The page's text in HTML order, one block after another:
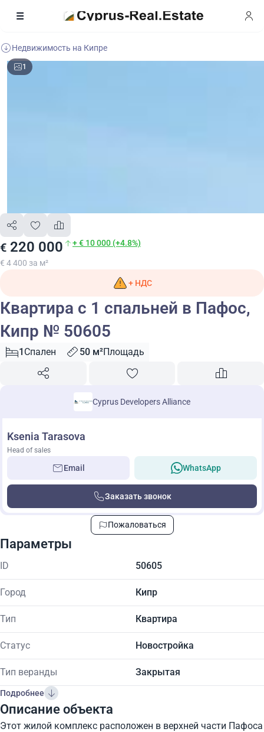
Недвижимость на Кипре
1
€ 220 000 + € 10 000 (+4.8%)
€ 4 400 за м²
+ НДС
Квартира с 1 спальней в Пафос,
Кипр № 50605
1 Спален 50 м²Площадь
Cyprus Developers Alliance
Ksenia Tarasova
Head of sales
Email WhatsApp
Заказать звонок
Пожаловаться
Параметры
ID 50605
Город Кипр
Тип Квартира
Статус Новостройка
Тип веранды Закрытая
Подробнее
Описание объекта
Этот жилой комплекс расположен в верхней части Пафоса